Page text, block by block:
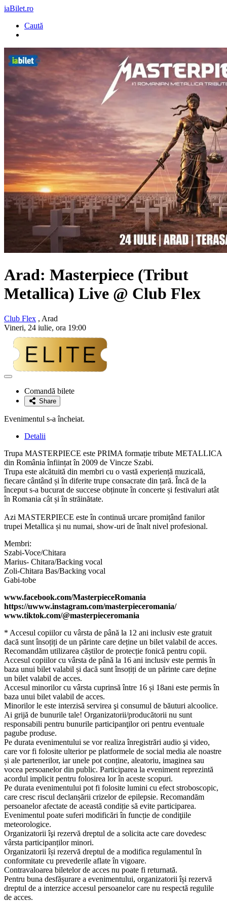
iaBilet.ro
Caută
Arad: Masterpiece (Tribut
Metallica) Live @ Club Flex
Club Flex , Arad
Vineri, 24 iulie, ora 19:00
Adaugă
favoriteComandă bilete
Share
Evenimentul s-a încheiat.
Detalii
Trupa MASTERPIECE este PRIMA formație tribute METALLICA
din România înființat în 2009 de Vincze Szabi.
Trupa este alcătuită din membri cu o vastă experiență muzicală,
fiecare cântând și în diferite trupe consacrate din țară. Încă de la
început s-a bucurat de succese obținute în concerte și festivaluri atât
în Romania cât și în străinătate.
Azi MASTERPIECE este în continuă urcare promițând fanilor
trupei Metallica și nu numai, show-uri de înalt nivel profesional.
Membri:
Szabi-Voce/Chitara
Marius- Chitara/Backing vocal
Zoli-Chitara Bas/Backing vocal
Gabi-tobe
www.facebook.com/MasterpieceRomania
https://uwww.instagram.com/masterpieceromania/
www.tiktok.com/@masterpieceromania
* Accesul copiilor cu vârsta de până la 12 ani inclusiv este gratuit
dacă sunt însoțiți de un părinte care deține un bilet valabil de acces.
Recomandăm utilizarea căștilor de protecție fonică pentru copii.
Accesul copiilor cu vârsta de până la 16 ani inclusiv este permis în
baza unui bilet valabil și dacă sunt însoțiți de un părinte care deține
un bilet valabil de acces.
Accesul minorilor cu vârsta cuprinsă între 16 și 18ani este permis în
baza unui bilet valabil de acces.
Minorilor le este interzisă servirea şi consumul de băuturi alcoolice.
Ai grijă de bunurile tale! Organizatorii/producătorii nu sunt
responsabili pentru bunurile participanţilor ori pentru eventuale
pagube produse.
Pe durata evenimentului se vor realiza înregistrări audio şi video,
care vor fi folosite ulterior pe platformele de social media ale noastre
și ale partenerilor, iar unele pot conține, aleatoriu, imaginea sau
vocea persoanelor din public. Participarea la eveniment reprezintă
acordul implicit pentru folosirea lor în aceste scopuri.
Pe durata evenimentului pot fi folosite lumini cu efect stroboscopic,
care cresc riscul declanșării crizelor de epilepsie. Recomandăm
persoanelor afectate de această condiție să evite participarea.
Evenimentul poate suferi modificări în funcție de condiţiile
meteorologice.
Organizatorii îşi rezervă dreptul de a solicita acte care dovedesc
vârsta participanților minori.
Organizatorii își rezervă dreptul de a modifica regulamentul în
conformitate cu prevederile aflate în vigoare.
Contravaloarea biletelor de acces nu poate fi returnată.
Pentru buna desfășurare a evenimentului, organizatorii își rezervă
dreptul de a interzice accesul persoanelor care nu respectă regulile
de acces.